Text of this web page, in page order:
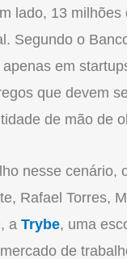
lado, 13
Segundo o
apenas em
que devem
de mão de
nesse cenário,
Rafael Torres,
a Trybe, uma
de